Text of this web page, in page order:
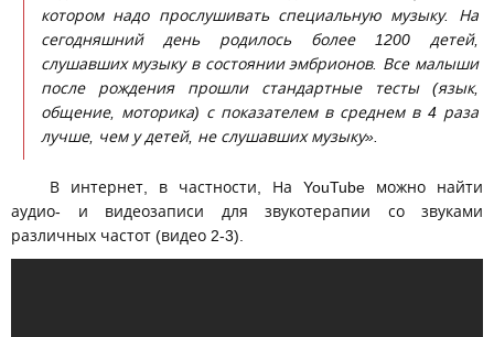
котором надо прослушивать специальную музыку. На
сегодняшний день родилось более 1200 детей,
слушавших музыку в состоянии эмбрионов. Все малыши
после рождения прошли стандартные тесты (язык,
общение, моторика) с показателем в среднем в 4 раза
лучше, чем у детей, не слушавших музыку».
В интернет, в частности, На YouTube можно найти
аудио- и видеозаписи для звукотерапии со звуками
различных частот (видео 2-3).